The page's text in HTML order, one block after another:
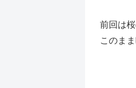
前回は
このま